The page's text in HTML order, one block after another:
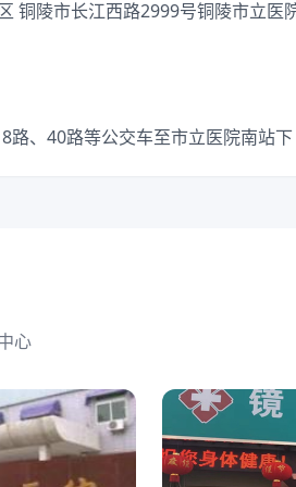
铜陵市长江西路2999号铜陵市立医
路、40路等公交车至市立医院南站下
心